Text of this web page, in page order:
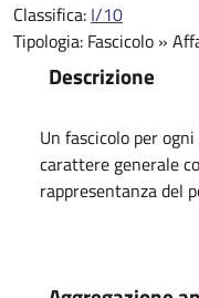
Classifica: I/10
Tipologia: Fascicolo »
Descrizione
Un fascicolo per
carattere generale
rappresentanza del